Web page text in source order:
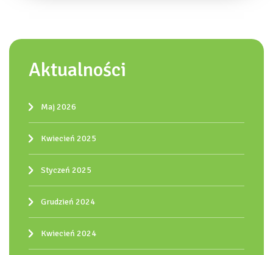
Aktualności
Maj 2026
Kwiecień 2025
Styczeń 2025
Grudzień 2024
Kwiecień 2024